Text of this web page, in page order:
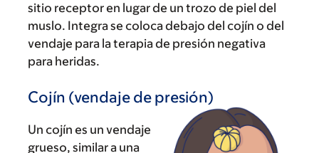
sitio receptor en lugar de un trozo de piel del
muslo. Integra se coloca debajo del cojín o del
vendaje para la terapia de presión negativa
para heridas.
Cojín (vendaje de presión)
Un cojín es un vendaje
grueso, similar a una